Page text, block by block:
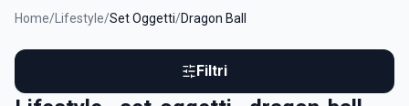
Home/ Lifestyle/Set Oggetti/Dragon Ball
Filtri